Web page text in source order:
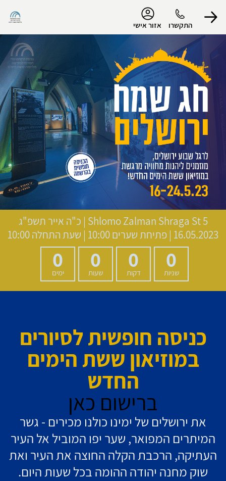
התקשרו אזור אישי
הפרופיל שלי
התנתק
Shlomo Zalman Shraga St 5
| כ"ה אייר תשפ"ג
16.05.2023 | פתיחת שערים 10:00 | שעת התחלה 10:00
0
שניות
0
דקות
0
שעות
0
ימים
כניסה חופשית לסיורים
במוזיאון ששת הימים
החדש
ברישום כאן
את ירושלים של ימינו כולנו מכירים - גשר
המיתרים המפואר, שער יפו המוביל אל העיר
העתיקה, הרכבת הקלה החוצה את העיר ואת
שוק מחנה יהודה ההומה בכל שעות היום.